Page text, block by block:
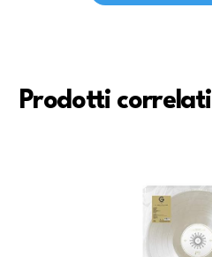
Prodotti correlati